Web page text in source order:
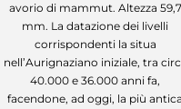
avorio di mammut. Altezza 59,7
mm. La datazione dei livelli
corrispondenti la situa
nell’Aurignaziano iniziale, tra
40.000 e 36.000 anni fa,
facendone, ad oggi, la più antica